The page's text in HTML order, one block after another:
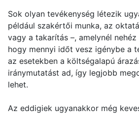
Sok olyan tevékenység létezik
például szakértői munka, az
vagy a takarítás –, amelynél
hogy mennyi időt vesz igénybe a
az esetekben a költségalapú
iránymutatást ad, így legjobb
lehet.
Az eddigiek ugyanakkor még